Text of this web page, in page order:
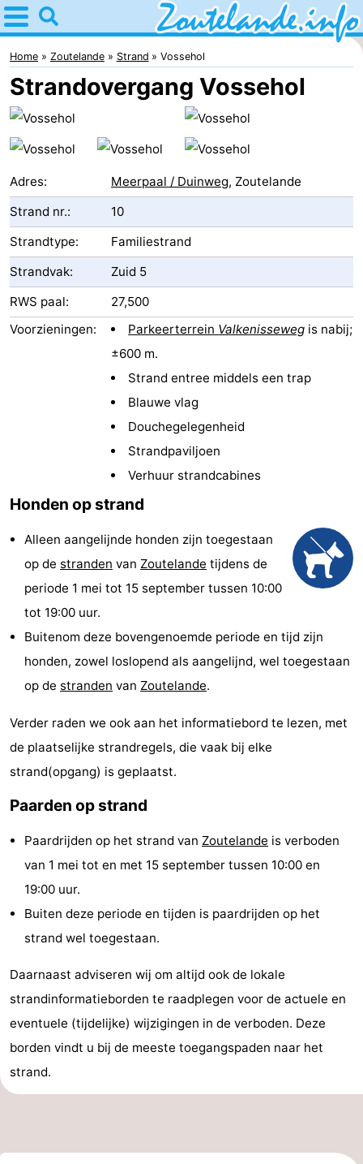
Home
Zoutelande
Tips
Voor
Webcam
Langstraat
Webcam
Strand
Overnachten
Appartementen
Zien
doen
-
Monumenten
-
Uitkijkpunten
Attracties
Speeltuinen
Binnenspeeltuinen
-
Bowlen
Wellness
centra
Dorpen
&
Natuur
Sporten
Home Zoutelande Strand Vossehol
Strandovergang Vossehol
Adres: Meerpaal / Duinweg, Zoutelande
Strand nr.:
10
Strandtype:
Familiestrand
Strandvak:
Zuid 5
RWS paal:
27,500
Voorzieningen:
Parkeerterrein Valkenisseweg is nabij;
±600 m.
Strand entree middels een trap
Blauwe vlag
Douchegelegenheid
Strandpaviljoen
Verhuur strandcabines
Honden op strand
Alleen aangelijnde honden zijn toegestaan
op de stranden van Zoutelande tijdens de
periode 1 mei tot 15 september tussen 10:00
tot 19:00 uur.
Buitenom deze bovengenoemde periode en tijd zijn
honden, zowel loslopend als aangelijnd, wel toegestaan
op de stranden van Zoutelande.
Verder raden we ook aan het informatiebord te lezen, met
de plaatselijke strandregels, die vaak bij elke
strand(opgang) is geplaatst.
Paarden op strand
Paardrijden op het strand van Zoutelande is verboden
van 1 mei tot en met 15 september tussen 10:00 en
19:00 uur.
Buiten deze periode en tijden is paardrijden op het
strand wel toegestaan.
Daarnaast adviseren wij om altijd ook de lokale
strandinformatieborden te raadplegen voor de actuele en
eventuele (tijdelijke) wijzigingen in de verboden. Deze
borden vindt u bij de meeste toegangspaden naar het
strand.